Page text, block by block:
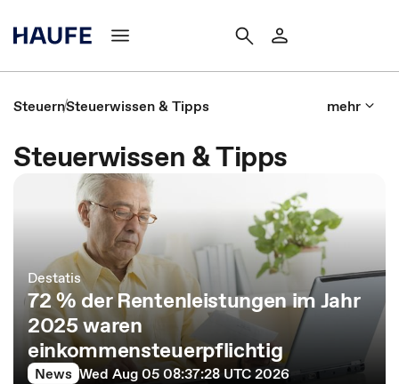
SteuernSteuerwissen & Tipps mehr
Steuerwissen & Tipps
Destatis
72 % der Rentenleistungen im Jahr
2025 waren
einkommensteuerpflichtig
News Wed Aug 05 08:37:28 UTC 2026